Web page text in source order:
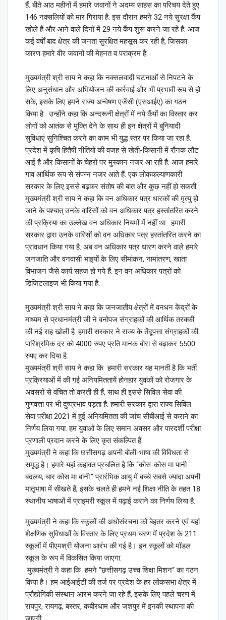
हैं. बीते आठ महीनों में हमारे जवानों ने अदम्य साहस का परिचय देते हुए
146 नक्सलियों को मार गिराया है. इस दौरान हमने 32 नये सुरक्षा कैंप
खोले हैं और आने वाले दिनों में 29 नये कैंप शुरू करने जा रहे हैं. आज
कई वर्षों बाद क्षेत्र की जनता सुरक्षित महसूस कर रही है, जिसका
कारण हमारे वीर जवानों की मेहनत व पराक्रम है.
मुख्यमंत्री श्री साय ने कहा कि नक्सलवादी घटनाओं से निपटने के
लिए अनुसंधान और अभियोजन की कार्रवाई और भी प्रभावी रूप से हो
सके, इसके लिए हमने राज्य अन्वेषण एजेंसी (एसआईए) का गठन
किया है. उन्होंने कहा कि अन्दरूनी क्षेत्रों में नये कैंपों का विस्तार कर
लोगों को आतंक से मुक्ति देने के साथ ही इन क्षेत्रों में बुनियादी
सुविधाएं सुनिश्चित करने का काम भी युद्ध स्तर पर किया जा रहा है.
प्रदेश में कृषि हितैषी नीतियों की वजह से खेती-किसानी में रौनक लौट
आई है और किसानों के चेहरों पर मुस्कान नजर आ रही है. आज हमारे
गांव आर्थिक रूप से संपन्न नजर आते हैं. एक लोककल्याणकारी
सरकार के लिए इससे बढ़कर संतोष की बात और कुछ नहीं हो सकती.
मुख्यमंत्री श्री साय ने कहा कि वन अधिकार पत्र धारकों की मृत्यु हो
जाने के पश्चात् उनके वारिसों को वन अधिकार पत्र हस्तांतरित करने
की प्रक्रिया का उल्लेख वन अधिकार नियमों में नहीं था. हमारी
सरकार द्वारा उनके वारिसों को वन अधिकार पत्र हस्तांतरित करने का
प्रावधान किया गया है. अब वन अधिकार पत्र धारण करने वाले हमारे
जनजाति और वनवासी भाइयों के लिए सीमांकन, नामांतरण, खाता
विभाजन जैसे कार्य सहज हो गये हैं. इन वन अधिकार पत्रों को
डिजिटलाइज भी किया गया है.
मुख्यमंत्री श्री साय ने कहा कि जनजातीय क्षेत्रों में वनधन केंद्रों के
माध्यम से प्रधानमंत्री जी ने वनोपज संग्राहकों की आर्थिक तरक्की
की नई राह खोली है. हमारी सरकार ने राज्य के तेंदूपत्ता संग्राहकों की
पारिश्रमिक दर को 4000 रुपए प्रति मानक बोरा से बढ़ाकर 5500
रुपए कर दिया है.
मुख्यमंत्री श्री साय ने कहा कि हमारी सरकार यह मानती है कि भर्ती
प्रक्रियाओं में की गई अनियमिततायें होनहार युवकों को रोजगार के
अवसरों से वंचित तो करती ही हैं, साथ ही इससे सिविल सेवा की
गुणवत्ता पर भी दुष्प्रभाव पड़ता है. हमारी सरकार द्वारा राज्य सिविल
सेवा परीक्षा 2021 में हुई अनियमितता की जांच सीबीआई से कराने का
निर्णय लिया गया. हम युवाओं के लिए समान अवसर और पारदर्शी परीक्षा
प्रणाली प्रदान करने के लिए कृत संकल्पित हैं.
मुख्यमंत्री ने कहा कि छत्तीसगढ़ अपनी बोली-भाषा की विविधता से
समृद्ध है। हमारे यहां कहावत प्रचलित है कि ‘‘कोस-कोस मा पानी
बदलय, चार कोस मा बानी.‘‘ प्रारंभिक आयु में बच्चे सबसे ज्यादा अपनी
मातृभाषा में सीखते हैं, इसके चलते ही हमने नई शिक्षा नीति के तहत 18
स्थानीय भाषाओं में प्राइमरी स्कूल में पढ़ाई कराने का निर्णय लिया है.
मुख्यमंत्री ने कहा कि स्कूलों की अधोसंरचना को बेहतर करने एवं यहां
शैक्षणिक सुविधाओं के विस्तार के लिए प्रथम चरण में प्रदेश के 211
स्कूलों में पीएमश्री योजना आरंभ की गई है। इन स्कूलों को मॉडल
स्कूल के रूप में विकसित किया जाएगा.
मुख्यमंत्री ने कहा कि हमने ‘‘छत्तीसगढ़ उच्च शिक्षा मिशन‘‘ का गठन
किया है। हम आईआईटी की तर्ज पर प्रदेश के हर लोकसभा क्षेत्र में
प्रौद्योगिकी संस्थान आरंभ करने जा रहे हैं, इसके लिए पहले चरण में
रायपुर, रायगढ़, बस्तर, कबीरधाम और जशपुर में इनकी स्थापना की